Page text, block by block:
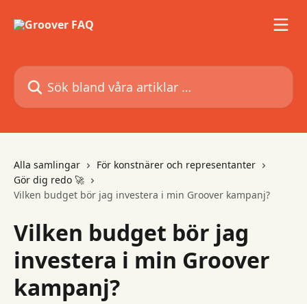
Sök bland våra artiklar …
Alla samlingar
För konstnärer och representanter
Gör dig redo 🚀
Vilken budget bör jag investera i min Groover kampanj?
Vilken budget bör jag
investera i min Groover
kampanj?